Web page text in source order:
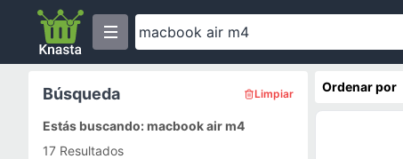
Búsqueda Limpiar
Estás buscando: macbook air m4
17 Resultados
Ordenar por